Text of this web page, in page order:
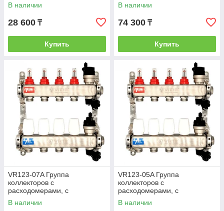
кранов)1"x3/4"-3вых. (5/1шт)
В наличии
28 600 ₸
Купить
кранов)1"x3/4"-12вых. (2/1шт)
В наличии
74 300 ₸
Купить
VR123-07A Группа
коллекторов с
расходомерами, с
воздухоотводчиками (без
кранов)1"x3/4"-7вых. (3/1шт)
В наличии
VR123-05A Группа
коллекторов с
расходомерами, с
воздухоотводчиками (без
кранов)1"x3/4"-5вых. (5/1шт)
В наличии